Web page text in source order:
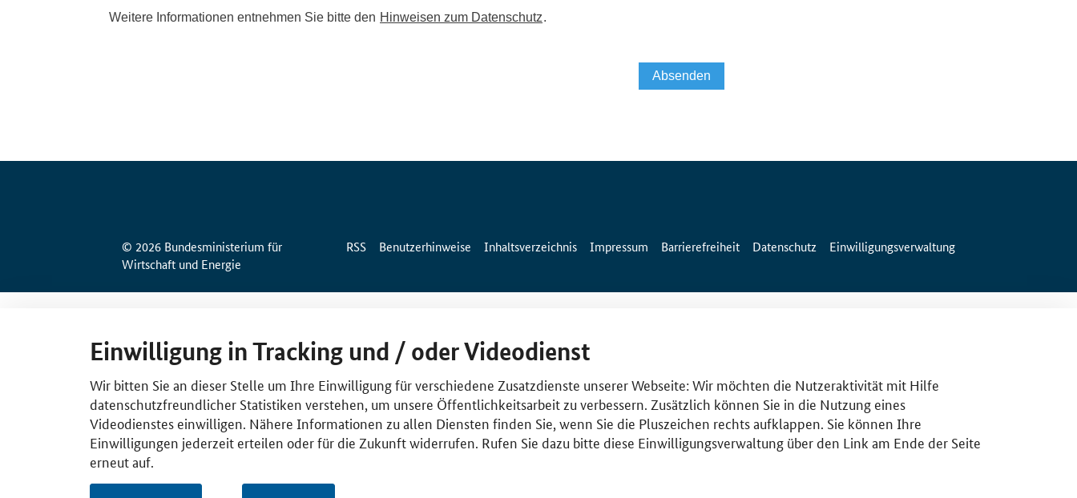
© 2026 Bundesministerium für
Wirtschaft und Energie
RSS Benutzerhinweise Inhaltsverzeichnis Impressum Barrierefreiheit Datenschutz Einwilligungsverwaltung
Einwilligung in Tracking und / oder Videodienst
Wir bitten Sie an dieser Stelle um Ihre Einwilligung für verschiedene Zusatzdienste unserer Webseite: Wir möchten die Nutzeraktivität mit Hilfe
datenschutzfreundlicher Statistiken verstehen, um unsere Öffentlichkeitsarbeit zu verbessern. Zusätzlich können Sie in die Nutzung eines
Videodienstes einwilligen. Nähere Informationen zu allen Diensten finden Sie, wenn Sie die Pluszeichen rechts aufklappen. Sie können Ihre
Einwilligungen jederzeit erteilen oder für die Zukunft widerrufen. Rufen Sie dazu bitte diese Einwilligungsverwaltung über den Link am Ende der Seite
erneut auf.